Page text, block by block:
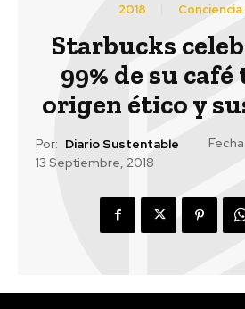
2018
Starbucks
99% de su
origen ético y
Por: Diario Sustentable
Fecha:
13 Septiembre, 2018